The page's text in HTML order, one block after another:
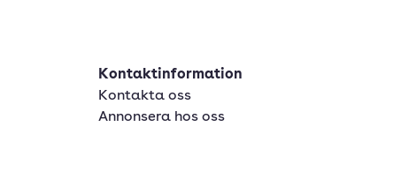
Kontaktinformation
Kontakta oss
Annonsera hos oss